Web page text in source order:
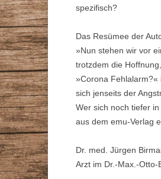
spezifisch?
Das Resümee der
»Nun stehen wir vor
trotzdem die
»Corona Fehlalarm?«
sich jenseits der
Wer sich noch tiefer
aus dem emu-Verlag
Dr. med. Jürgen
Arzt im Dr.-Max.-Otto-